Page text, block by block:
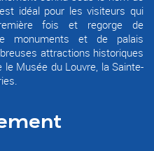
idéal pour les visiteurs qui
fois et regorge de
monuments et de palais
attractions historiques
Musée du Louvre, la Sainte-